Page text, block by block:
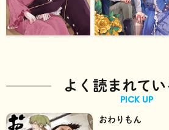
よく読まれて
PICK UP
おわりもん